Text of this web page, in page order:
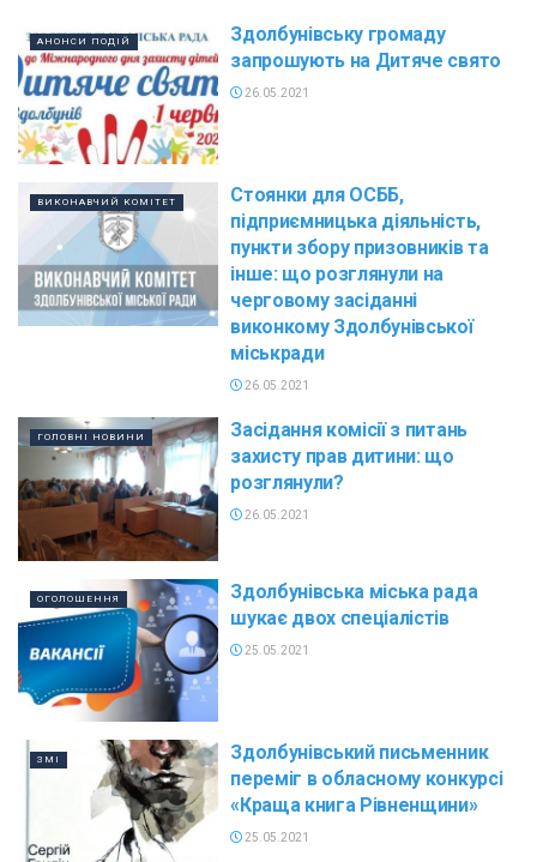
АНОНСИ ПОДІЙ
Здолбунівську громаду
запрошують на Дитяче свято
26.05.2021
ВИКОНАВЧИЙ КОМІТЕТ
Стоянки для ОСББ,
підприємницька діяльність,
пункти збору призовників та
інше: що розглянули на
черговому засіданні
виконкому Здолбунівської
міськради
26.05.2021
ГОЛОВНІ НОВИНИ
Засідання комісії з питань
захисту прав дитини: що
розглянули?
26.05.2021
ОГОЛОШЕННЯ
Здолбунівська міська рада
шукає двох спеціалістів
25.05.2021
ЗМІ
Здолбунівський письменник
переміг в обласному конкурсі
«Краща книга Рівненщини»
25.05.2021